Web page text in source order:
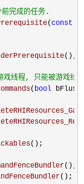
完成的任务.
(const
();
戏线程, 只能被游戏线
( bool
();
();